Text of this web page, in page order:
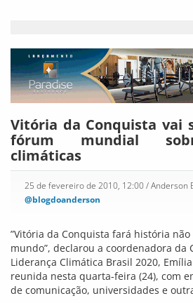
Vitória da Conquista vai
fórum mundial
climáticas
25 de fevereiro de 2010, 12:00/ Anderson
@blogdoanderson
”Vitória da Conquista fará história
mundo”, declarou a coordenadora da
Liderança Climática Brasil 2020,
reunida nesta quarta-feira (24), com
de comunicação, universidades e